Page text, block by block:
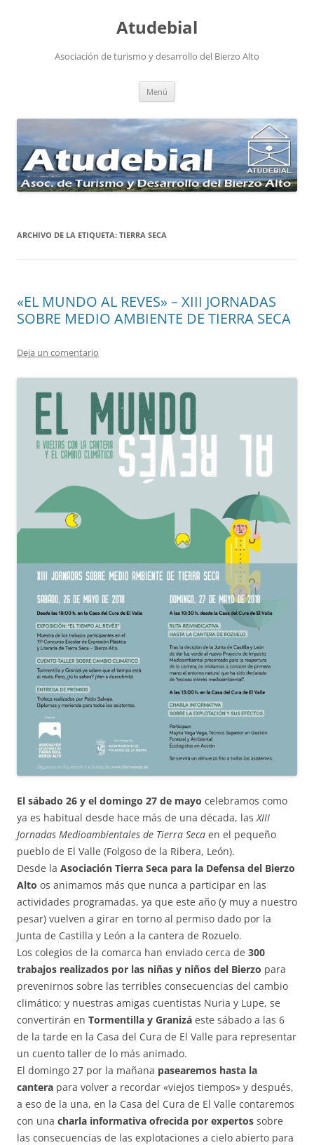
Atudebial
Asociación de turismo y desarrollo del Bierzo Alto
Menú
ARCHIVO DE LA ETIQUETA: TIERRA SECA
«EL MUNDO AL REVES» – XIII JORNADAS
SOBRE MEDIO AMBIENTE DE TIERRA SECA
Deja un comentario
El sábado 26 y el domingo 27 de mayo celebramos como
ya es habitual desde hace más de una década, las XIII
Jornadas Medioambientales de Tierra Seca en el pequeño
pueblo de El Valle (Folgoso de la Ribera, León).
Desde la Asociación Tierra Seca para la Defensa del Bierzo
Alto os animamos más que nunca a participar en las
actividades programadas, ya que este año (y muy a nuestro
pesar) vuelven a girar en torno al permiso dado por la
Junta de Castilla y León a la cantera de Rozuelo.
Los colegios de la comarca han enviado cerca de 300
trabajos realizados por las niñas y niños del Bierzo para
prevenirnos sobre las terribles consecuencias del cambio
climático; y nuestras amigas cuentistas Nuria y Lupe, se
convertirán en Tormentilla y Granizá este sábado a las 6
de la tarde en la Casa del Cura de El Valle para representar
un cuento taller de lo más animado.
El domingo 27 por la mañana pasearemos hasta la
cantera para volver a recordar «viejos tiempos» y después,
a eso de la una, en la Casa del Cura de El Valle contaremos
con una charla informativa ofrecida por expertos sobre
las consecuencias de las explotaciones a cielo abierto para